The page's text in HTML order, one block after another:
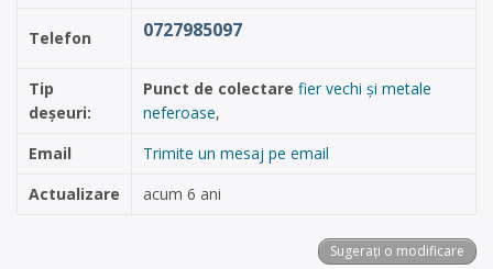
Telefon 0727985097
Tip
deșeuri:
Punct de colectare fier vechi și metale
neferoase,
Email
Trimite un mesaj pe email
Actualizare
acum 6 ani
Sugerați o modificare